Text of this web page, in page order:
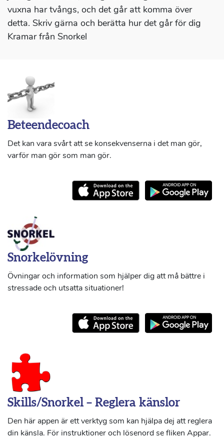
vuxna har tvångs, och det går att komma över
detta. Skriv gärna och berätta hur det går för dig
Kramar från Snorkel
Beteendecoach
Det kan vara svårt att se konsekvenserna i det man gör,
varför man gör som man gör.
Snorkelövning
Övningar och information som hjälper dig att må bättre i
stressade och utsatta situationer!
Skills/Snorkel – Reglera känslor
Den här appen är ett verktyg som kan hjälpa dej att reglera
din känsla. För instruktioner och lösenord se fliken Appar.